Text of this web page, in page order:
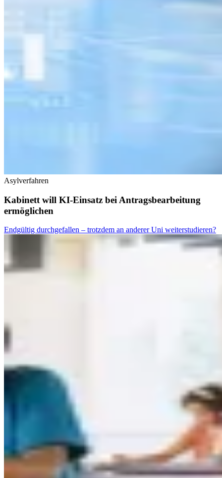
Asylverfahren
Kabinett will KI-Einsatz bei Antragsbearbeitung
ermöglichen
Endgültig durchgefallen – trotzdem an anderer Uni weiterstudieren?